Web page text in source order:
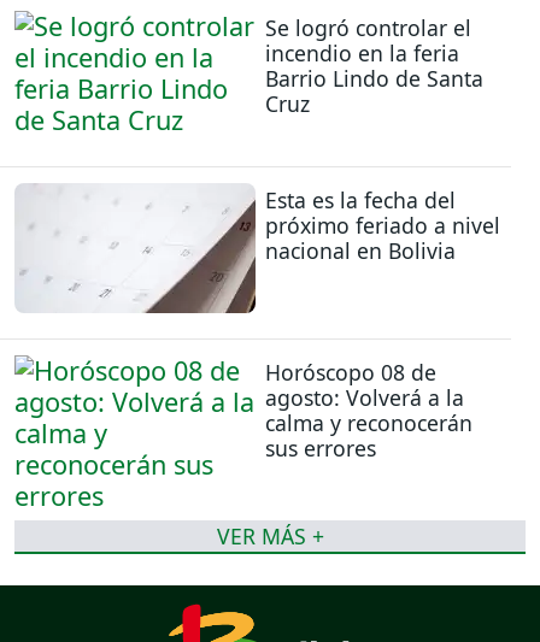
Se logró controlar el
incendio en la feria
Barrio Lindo de Santa
Cruz
Esta es la fecha del
próximo feriado a nivel
nacional en Bolivia
Horóscopo 08 de
agosto: Volverá a la
calma y reconocerán
sus errores
VER MÁS +